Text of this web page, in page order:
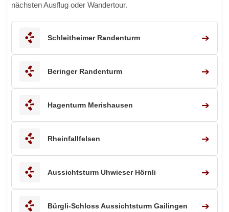
nächsten Ausflug oder Wandertour.
Schleitheimer Randenturm ➔
Beringer Randenturm ➔
Hagenturm Merishausen ➔
Rheinfallfelsen ➔
Aussichtsturm Uhwieser Hörnli ➔
Bürgli-Schloss Aussichtsturm Gailingen ➔